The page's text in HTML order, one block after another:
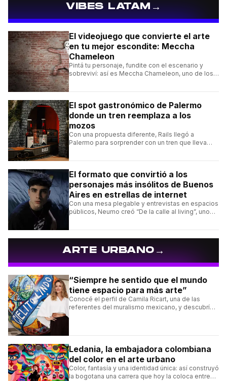
VIBES LATAM→
El videojuego que convierte el arte
en tu mejor escondite: Meccha
Chameleon
Pintá tu personaje, fundite con el escenario y
sobreviví: así es Meccha Chameleon, uno de los
El spot gastronómico de Palermo
donde un tren reemplaza a los
mozos
Con una propuesta diferente, Rails llegó a
Palermo para sorprender con un tren que lleva
El formato que convirtió a los
personajes más insólitos de Buenos
Aires en estrellas de internet
Con una mesa plegable y entrevistas en espacios
públicos, Neumo creó “De la calle al living”, uno
ARTE URBANO→
“Siempre he sentido que el mundo
tiene espacio para más arte”
Conocé el perfil de Camila Ricart, una de las
referentes del muralismo mexicano, y descubrí
Ledania, la embajadora colombiana
del color en el arte urbano
Color, fantasía y una identidad única: así construyó
la bogotana una carrera que hoy la coloca entre